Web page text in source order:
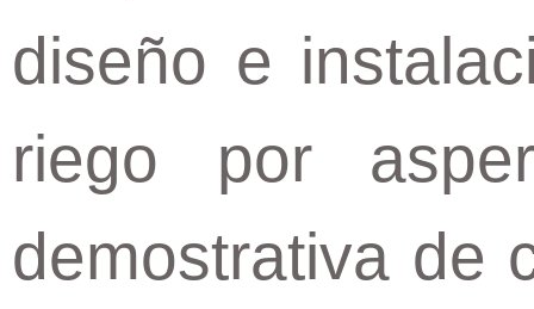
diseño e
riego por
demostrativa de